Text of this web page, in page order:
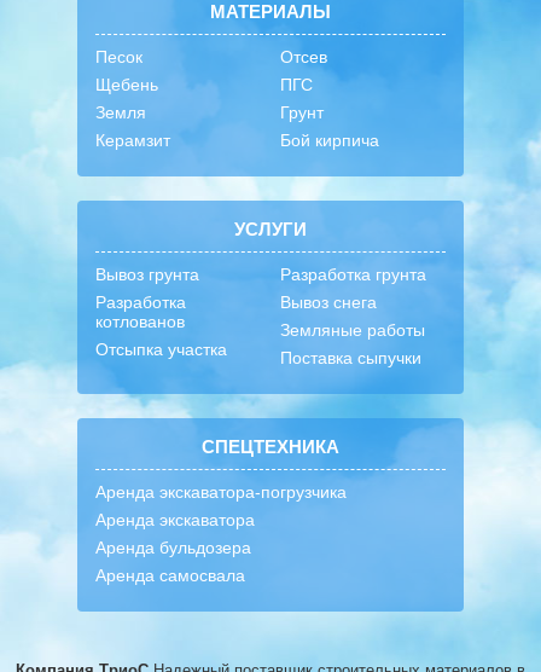
МАТЕРИАЛЫ
Песок
Щебень
Земля
Керамзит
Отсев
ПГС
Грунт
Бой кирпича
УСЛУГИ
Вывоз грунта
Разработка
котлованов
Отсыпка участка
Разработка грунта
Вывоз снега
Земляные работы
Поставка сыпучки
СПЕЦТЕХНИКА
Аренда экскаватора-погрузчика
Аренда экскаватора
Аренда бульдозера
Аренда самосвала